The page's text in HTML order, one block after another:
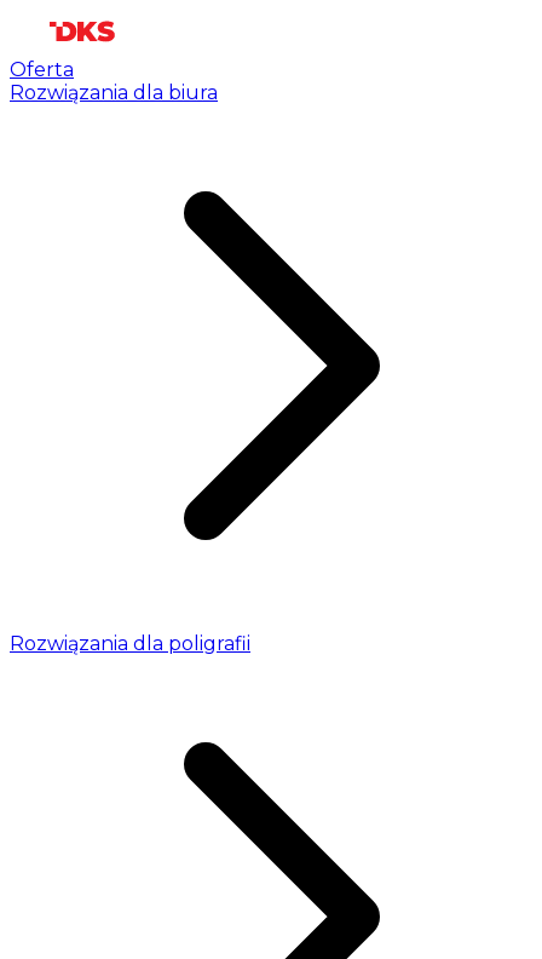
Oferta
Rozwiązania dla biura
Rozwiązania dla poligrafii